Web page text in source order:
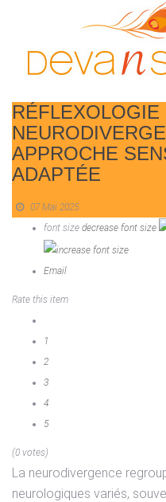
RÉFLEXOLOGIE
APPROCHE
ADAPTÉE
07 Mai 2025
font size decrease font size
Email
Rate this item
1
2
3
4
5
(0 votes)
La neurodivergence
neurologiques variés,